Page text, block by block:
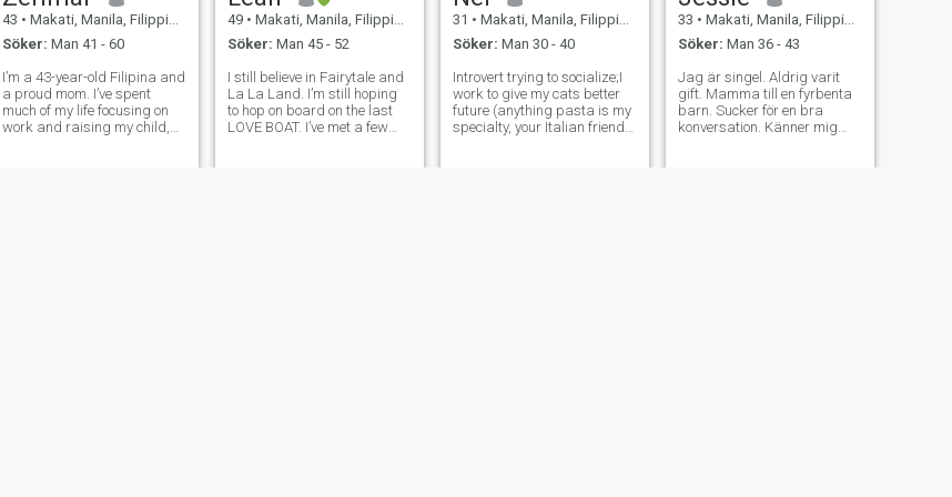
43 • Makati, Manila, Filippinerna
Söker: Man 41 - 60
I’m a 43-year-old Filipina and
a proud mom. I’ve spent
much of my life focusing on
work and raising my child,
49 • Makati, Manila, Filippinerna
Söker: Man 45 - 52
I still believe in Fairytale and
La La Land. I’m still hoping
to hop on board on the last
LOVE BOAT. I’ve met a few
31 • Makati, Manila, Filippinerna
Söker: Man 30 - 40
Introvert trying to socialize;I
work to give my cats better
future (anything pasta is my
specialty, your Italian friends
33 • Makati, Manila, Filippinerna
Söker: Man 36 - 43
Jag är singel. Aldrig varit
gift. Mamma till en fyrbenta
barn. Sucker för en bra
konversation. Känner mig